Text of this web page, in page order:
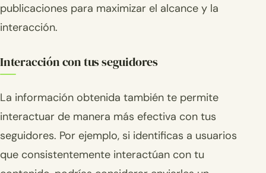
publicaciones para maximizar el alcance y la
interacción.
Interacción con tus seguidores
La información obtenida también te permite
interactuar de manera más efectiva con tus
seguidores. Por ejemplo, si identificas a usuarios
que consistentemente interactúan con tu